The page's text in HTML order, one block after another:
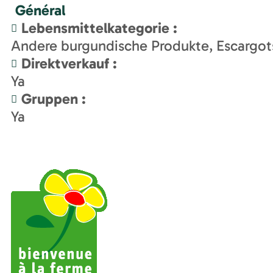
Général
Lebensmittelkategorie :
Andere burgundische Produkte
Direktverkauf :
Ya
Gruppen :
Ya